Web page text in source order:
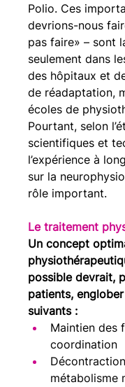
Polio. Ces
devrions-nous
pas faire» – sont
seulement dans
des hôpitaux et
de réadaptation,
écoles de
Pourtant, selon
scientifiques et
l’expérience à
sur la
rôle important.
Le traitement
Un concept
possible devrait,
patients,
suivants :
Maintien des
coordination
métabolisme